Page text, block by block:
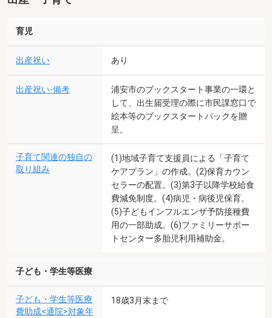
育児
出産祝い あり
出産祝い-備考
浦安市のブックスタート事業の一環と
して、出生届受理の際に市民課窓口で
絵本等のブックスタートパックを贈
呈。
子育て関連の独自の
取り組み
(1)地域子育て支援員による「子育て
ケアプラン」の作成。(2)保育カウン
セラーの配置。(3)第3子以降学校給食
費減免制度。(4)病児・病後児保育。
(5)子どもインフルエンザ予防接種費
用の一部助成。(6)ファミリーサポー
トセンター多胎児利用補助金。
子ども・学生等医療
子ども・学生等医療
費助成<通院>対象年
18歳3月末まで